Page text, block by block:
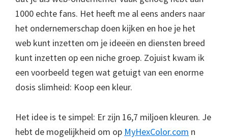
1000 echte fans. Het heeft me al eens anders naar
het ondernemerschap doen kijken en hoe je het
web kunt inzetten om je ideeën en diensten breed
kunt inzetten op een niche groep. Zojuist kwam ik
een voorbeeld tegen wat getuigt van een enorme
dosis slimheid: Koop een kleur.
Het idee is te simpel: Er zijn 16,7 miljoen kleuren. Je
hebt de mogelijkheid om op MyHexColor.com n